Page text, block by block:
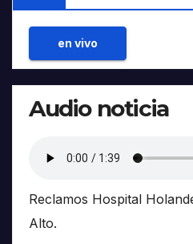
en vivo
Audio noticia
Reclamos Hospital
Alto.